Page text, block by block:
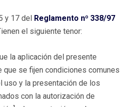
y 17 del Reglamento nº 338/97
el siguiente tenor:
la aplicación del presente
que se fijen condiciones comunes
uso y la presentación de los
con la autorización de